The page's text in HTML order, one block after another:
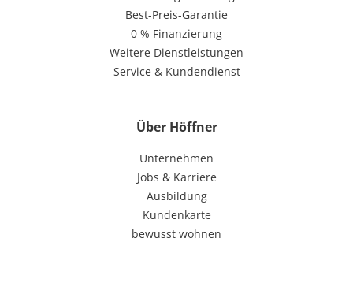
Best-Preis-Garantie
0 % Finanzierung
Weitere Dienstleistungen
Service & Kundendienst
Über Höffner
Unternehmen
Jobs & Karriere
Ausbildung
Kundenkarte
bewusst wohnen